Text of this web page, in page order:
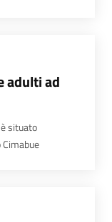
adulti ad
situato